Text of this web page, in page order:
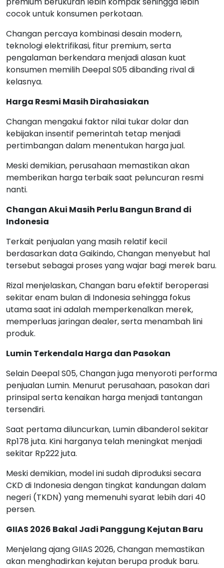
cocok untuk konsumen perkotaan.
Changan percaya kombinasi desain modern,
teknologi elektrifikasi, fitur premium, serta
pengalaman berkendara menjadi alasan kuat
konsumen memilih Deepal S05 dibanding rival di
kelasnya.
Harga Resmi Masih Dirahasiakan
Changan mengakui faktor nilai tukar dolar dan
kebijakan insentif pemerintah tetap menjadi
pertimbangan dalam menentukan harga jual.
Meski demikian, perusahaan memastikan akan
memberikan harga terbaik saat peluncuran resmi
nanti.
Changan Akui Masih Perlu Bangun Brand di
Indonesia
Terkait penjualan yang masih relatif kecil
berdasarkan data Gaikindo, Changan menyebut hal
tersebut sebagai proses yang wajar bagi merek baru.
Rizal menjelaskan, Changan baru efektif beroperasi
sekitar enam bulan di Indonesia sehingga fokus
utama saat ini adalah memperkenalkan merek,
memperluas jaringan dealer, serta menambah lini
produk.
Lumin Terkendala Harga dan Pasokan
Selain Deepal S05, Changan juga menyoroti performa
penjualan Lumin. Menurut perusahaan, pasokan dari
prinsipal serta kenaikan harga menjadi tantangan
tersendiri.
Saat pertama diluncurkan, Lumin dibanderol sekitar
Rp178 juta. Kini harganya telah meningkat menjadi
sekitar Rp222 juta.
Meski demikian, model ini sudah diproduksi secara
CKD di Indonesia dengan tingkat kandungan dalam
negeri (TKDN) yang memenuhi syarat lebih dari 40
persen.
GIIAS 2026 Bakal Jadi Panggung Kejutan Baru
Menjelang ajang GIIAS 2026, Changan memastikan
akan menghadirkan kejutan berupa produk baru.